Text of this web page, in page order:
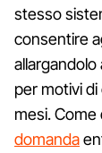
stesso
consentire
allargandolo
per motivi
mesi. Come
domanda